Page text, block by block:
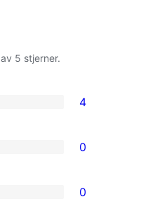
av 5 stjerner.
4
0
0